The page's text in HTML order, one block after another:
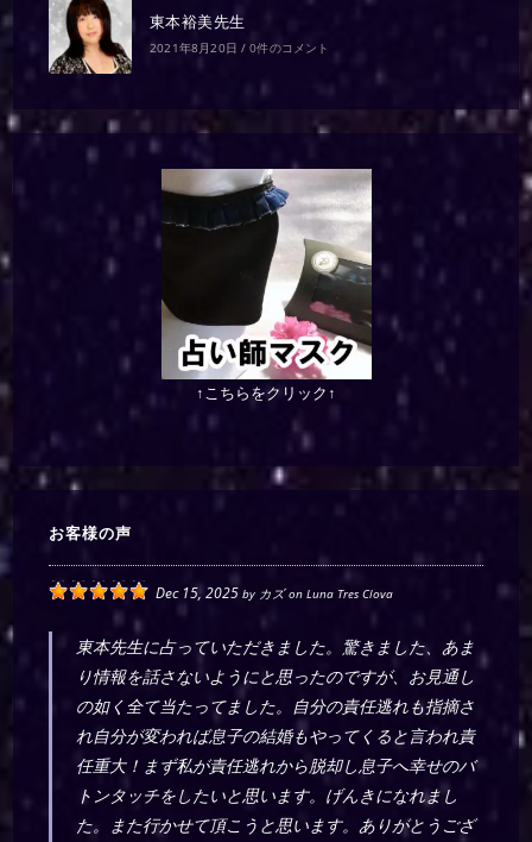
東本裕美先生
2021年8月20日 / 0件のコメント
↑こちらをクリック↑
お客様の声
Dec 15, 2025 by カズonLuna Tres Clova
東本先生に占っていただきました。驚きました、あま
り情報を話さないようにと思ったのですが、お見通し
の如く全て当たってました。自分の責任逃れも指摘さ
れ自分が変われば息子の結婚もやってくると言われ責
任重大！まず私が責任逃れから脱却し息子へ幸せのバ
トンタッチをしたいと思います。げんきになれまし
た。また行かせて頂こうと思います。ありがとうござ